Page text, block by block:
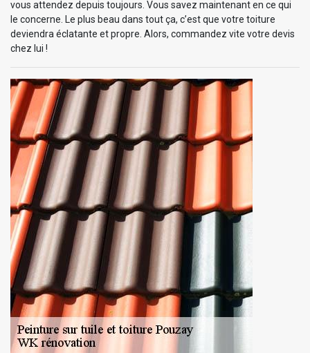
vous attendez depuis toujours. Vous savez maintenant en ce qui
le concerne. Le plus beau dans tout ça, c’est que votre toiture
deviendra éclatante et propre. Alors, commandez vite votre devis
chez lui !